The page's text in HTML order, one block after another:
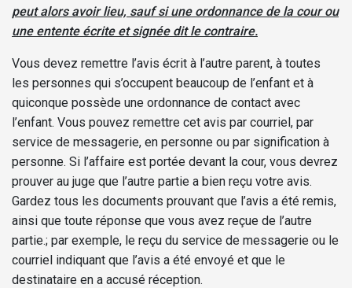
peut alors avoir lieu, sauf si une ordonnance de la cour ou
une entente écrite et signée dit le contraire.
Vous devez remettre l’avis écrit à l’autre parent, à toutes
les personnes qui s’occupent beaucoup de l’enfant et à
quiconque possède une ordonnance de contact avec
l’enfant. Vous pouvez remettre cet avis par courriel, par
service de messagerie, en personne ou par signification à
personne. Si l’affaire est portée devant la cour, vous devrez
prouver au juge que l’autre partie a bien reçu votre avis.
Gardez tous les documents prouvant que l’avis a été remis,
ainsi que toute réponse que vous avez reçue de l’autre
partie.; par exemple, le reçu du service de messagerie ou le
courriel indiquant que l’avis a été envoyé et que le
destinataire en a accusé réception.